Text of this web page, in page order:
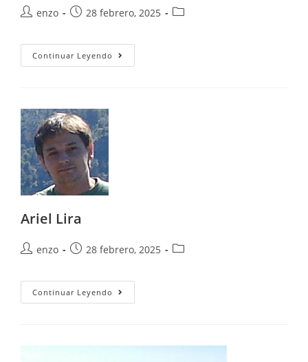
enzo 28 febrero, 2025
Continuar Leyendo
Ariel Lira
enzo 28 febrero, 2025
Continuar Leyendo